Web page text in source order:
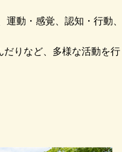
動・感覚、認知・行動、
りなど、多様な活動を行